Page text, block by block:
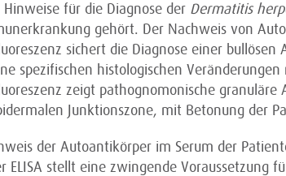
für die Diagnose der Dermatitis
gehört. Der Nachweis von
sichert die Diagnose einer
spezifischen histologischen
zeigt pathognomonische granuläre
Junktionszone, mit Betonung der
der Autoantikörper im Serum der
ELISA stellt eine zwingende Voraussetzung